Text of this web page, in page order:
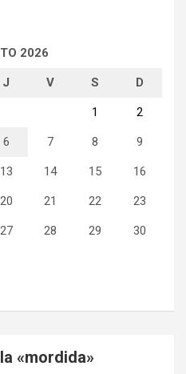
2026
J V S D
1 2
6 7 8 9
13 14 15 16
20 21 22 23
27 28 29 30
«mordida»